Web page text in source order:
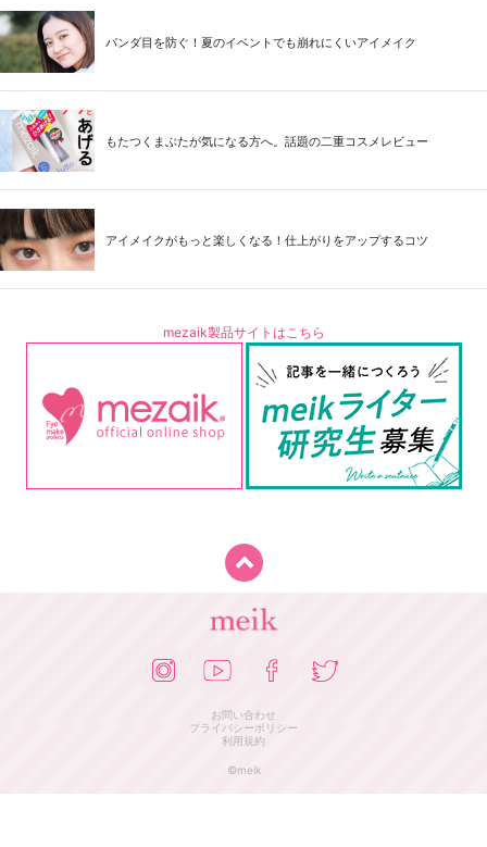
パンダ目を防ぐ！夏のイベントでも崩れにくいアイメイク
もたつくまぶたが気になる方へ。話題の二重コスメレビュー
アイメイクがもっと楽しくなる！仕上がりをアップするコツ
mezaik製品サイトはこちら
お問い合わせ
プライバシーポリシー
利用規約
©meik